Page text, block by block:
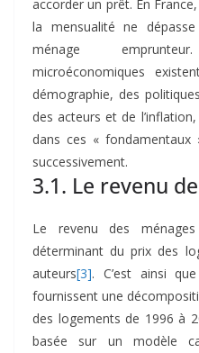
accorder un prêt. En
la mensualité ne
ménage
microéconomiques
démographie, des
des acteurs et de
dans ces «
successivement.
3.1. Le revenu
Le revenu des
déterminant du prix des
auteurs[3]. C’est ainsi
fournissent une
des logements de 1996 à
basée sur un modèle